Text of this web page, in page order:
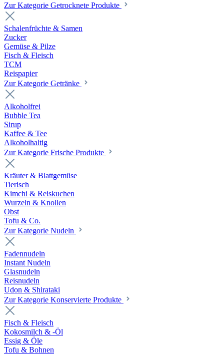
Zur Kategorie Getrocknete Produkte
Schalenfrüchte & Samen
Zucker
Gemüse & Pilze
Fisch & Fleisch
TCM
Reispapier
Zur Kategorie Getränke
Alkoholfrei
Bubble Tea
Sirup
Kaffee & Tee
Alkoholhaltig
Zur Kategorie Frische Produkte
Kräuter & Blattgemüse
Tierisch
Kimchi & Reiskuchen
Wurzeln & Knollen
Obst
Tofu & Co.
Zur Kategorie Nudeln
Fadennudeln
Instant Nudeln
Glasnudeln
Reisnudeln
Udon & Shirataki
Zur Kategorie Konservierte Produkte
Fisch & Fleisch
Kokosmilch & -Öl
Essig & Öle
Tofu & Bohnen